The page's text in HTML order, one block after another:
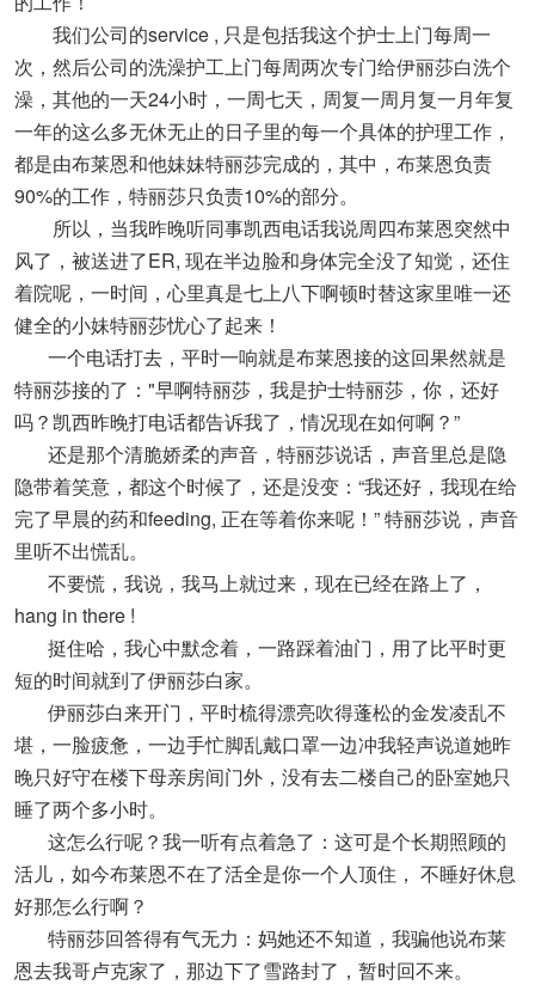
我们公司的service , 只是包括我这个护士上门每周一
次，然后公司的洗澡护工上门每周两次专门给伊丽莎白洗个
澡，其他的一天24小时，一周七天，周复一周月复一月年复
一年的这么多无休无止的日子里的每一个具体的护理工作，
都是由布莱恩和他妹妹特丽莎完成的，其中，布莱恩负责
90%的工作，特丽莎只负责10%的部分。
所以，当我昨晚听同事凯西电话我说周四布莱恩突然中
风了，被送进了ER, 现在半边脸和身体完全没了知觉，还住
着院呢，一时间，心里真是七上八下啊顿时替这家里唯一还
健全的小妹特丽莎忧心了起来！
一个电话打去，平时一响就是布莱恩接的这回果然就是
特丽莎接的了："早啊特丽莎，我是护士特丽莎，你，还好
吗？凯西昨晚打电话都告诉我了，情况现在如何啊？”
还是那个清脆娇柔的声音，特丽莎说话，声音里总是隐
隐带着笑意，都这个时候了，还是没变：“我还好，我现在给
完了早晨的药和feeding, 正在等着你来呢！” 特丽莎说，声音
里听不出慌乱。
不要慌，我说，我马上就过来，现在已经在路上了，
hang in there !
挺住哈，我心中默念着，一路踩着油门，用了比平时更
短的时间就到了伊丽莎白家。
伊丽莎白来开门，平时梳得漂亮吹得蓬松的金发凌乱不
堪，一脸疲惫，一边手忙脚乱戴口罩一边冲我轻声说道她昨
晚只好守在楼下母亲房间门外，没有去二楼自己的卧室她只
睡了两个多小时。
这怎么行呢？我一听有点着急了：这可是个长期照顾的
活儿，如今布莱恩不在了活全是你一个人顶住， 不睡好休息
好那怎么行啊？
特丽莎回答得有气无力：妈她还不知道，我骗他说布莱
恩去我哥卢克家了，那边下了雪路封了，暂时回不来。